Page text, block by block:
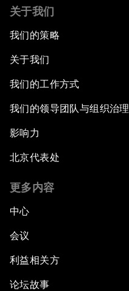
关于我们
我们的策略
关于我们
我们的工作方式
我们的领导团队与组织治理
影响力
北京代表处
更多内容
中心
会议
利益相关方
论坛故事